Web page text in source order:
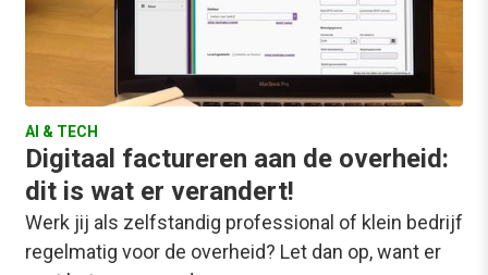
AI & TECH
Digitaal factureren aan de overheid:
dit is wat er verandert!
Werk jij als zelfstandig professional of klein bedrijf
regelmatig voor de overheid? Let dan op, want er